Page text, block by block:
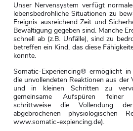
Unser Nervensystem verfügt
lebensbedrohliche Situationen zu
Ereignis ausreichend Zeit und
Bewältigung gegeben sind. Manche
schnell ab (z.B. Unfälle), sind zu
betreffen ein Kind, das diese
konnte.
Somatic-Experiencing® ermöglicht
die unvollendeten Reaktionen aus der
und in kleinen Schritten zu
gemeinsame Aufspüren feiner
schrittweise die Vollendung
abgebrochenen physiologischen
www.somatic-expiencing.de).